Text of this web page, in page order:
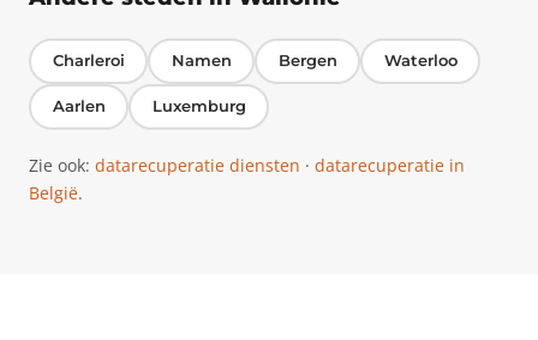
Charleroi Namen Bergen Waterloo
Aarlen Luxemburg
Zie ook: datarecuperatie diensten · datarecuperatie in
België.